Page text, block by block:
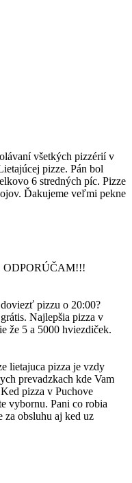
všetkých pizzérií v
pizze. Pán bol
6 stredných píc. Pizze
Ďakujeme veľmi pekne
ODPORÚČAM!!!
pizzu o 20:00?
Najlepšia pizza v
že 5 a 5000 hviezdiček.
lietajuca pizza je vzdy
prevadzkach kde Vam
pizza v Puchove
vybornu. Pani co robia
za obsluhu aj ked uz